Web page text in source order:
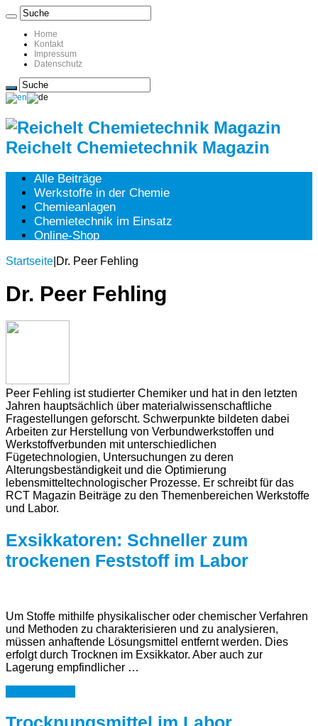
Home
Kontakt
Impressum
Datenschutz
Reichelt Chemietechnik Magazin
Alle Beiträge
Werkstoffe in der Chemie
Chemieanlagen
Chemietechnik im Einsatz
Online-Shop
Startseite Dr. Peer Fehling
Dr. Peer Fehling
Peer Fehling ist studierter Chemiker und hat in den letzten
Jahren hauptsächlich über materialwissenschaftliche
Fragestellungen geforscht. Schwerpunkte bildeten dabei
Arbeiten zur Herstellung von Verbundwerkstoffen und
Werkstoffverbunden mit unterschiedlichen
Fügetechnologien, Untersuchungen zu deren
Alterungsbeständigkeit und die Optimierung
lebensmitteltechnologischer Prozesse. Er schreibt für das
RCT Magazin Beiträge zu den Themenbereichen Werkstoffe
und Labor.
Exsikkatoren: Schneller zum
trockenen Feststoff im Labor
Um Stoffe mithilfe physikalischer oder chemischer Verfahren
und Methoden zu charakterisieren und zu analysieren,
müssen anhaftende Lösungsmittel entfernt werden. Dies
erfolgt durch Trocknen im Exsikkator. Aber auch zur
Lagerung empfindlicher …